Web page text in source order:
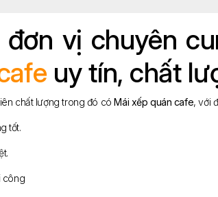
vị chuyên
uy tín, chất
chất lượng trong đó cóMái xếp quán cafe, với
tốt.
công